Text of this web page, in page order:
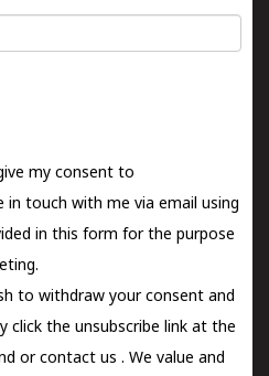
my consent to
in touch with me via email using
in this form for the purpose
to withdraw your consent and
click the unsubscribe link at the
orcontact us . We value and